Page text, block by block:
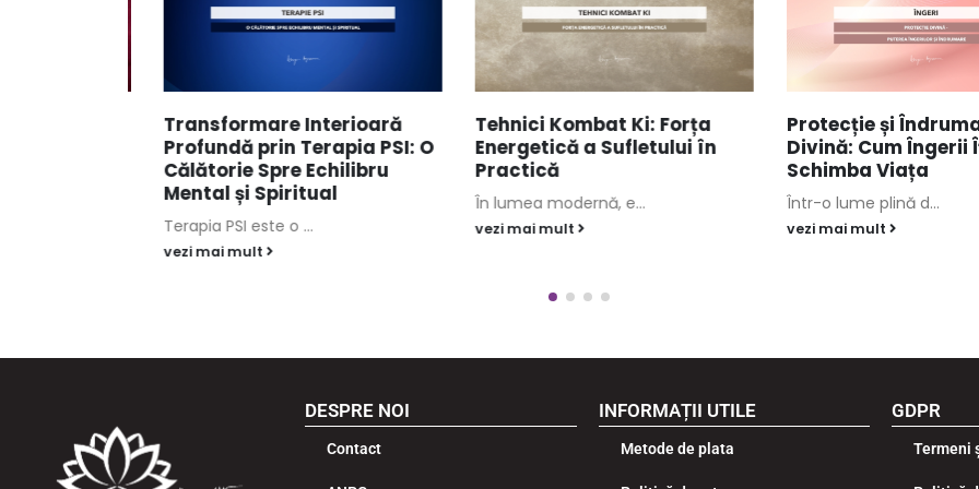
Transformare Interioară
Profundă prin Terapia PSI: O
Călătorie Spre Echilibru
Mental și Spiritual
Terapia PSI este o ...
vezi mai mult
Tehnici Kombat Ki: Forța
Energetică a Sufletului în
Practică
În lumea modernă, e...
vezi mai mult
Protecție și Îndrumare
Divină: Cum Îngerii Îți
Schimba Viața
Într-o lume plină d...
vezi mai mult
DESPRE NOI
Contact
INFORMAȚII UTILE
Metode de plata
GDPR
Termeni